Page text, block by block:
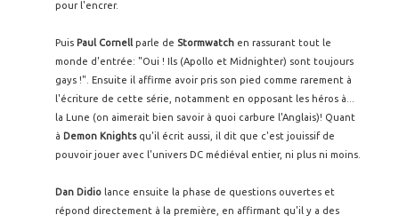
pour l'encrer.
Puis Paul Cornell parle de Stormwatch en rassurant tout le
monde d'entrée: "Oui ! Ils (Apollo et Midnighter) sont toujours
gays !". Ensuite il affirme avoir pris son pied comme rarement à
l'écriture de cette série, notamment en opposant les héros à...
la Lune (on aimerait bien savoir à quoi carbure l'Anglais)! Quant
à Demon Knightsqu'il écrit aussi, il dit que c'est jouissif de
pouvoir jouer avec l'univers DC médiéval entier, ni plus ni moins.
Dan Didio lance ensuite la phase de questions ouvertes et
répond directement à la première, en affirmant qu'il y a des